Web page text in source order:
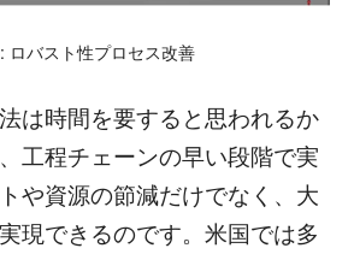
ロバスト性プロセス改善
は時間を要すると思われるか
工程チェーンの早い段階で実
や資源の節減だけでなく、大
現できるのです。米国では多